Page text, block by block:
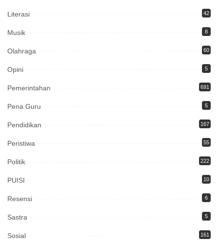
Literasi 42
Musik 8
Olahraga 60
Opini 5
Pemerintahan 691
Pena Guru 5
Pendidikan 167
Peristiwa 55
Politik 222
PUISI 10
Resensi 6
Sastra 5
Sosial 161